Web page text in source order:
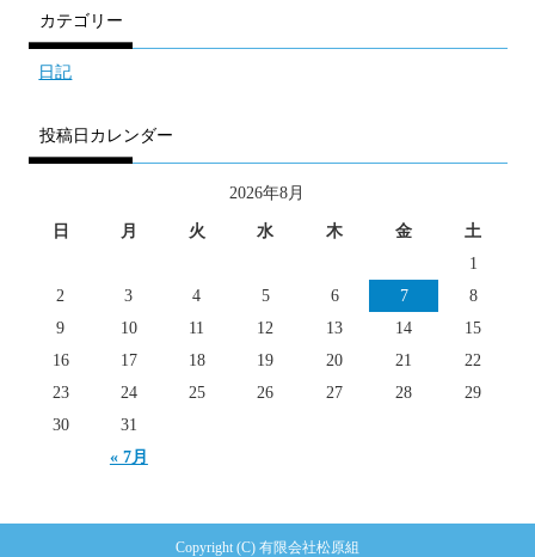
カテゴリー
日記
投稿日カレンダー
2026年8月
日 月 火 水 木 金 土
« 7月
1
2
3 4 5 6 7
8
9
10 11 12 13 14
15
16
17 18 19 20 21
22
23
24 25 26 27 28
29
30
31
Copyright (C) 有限会社松原組